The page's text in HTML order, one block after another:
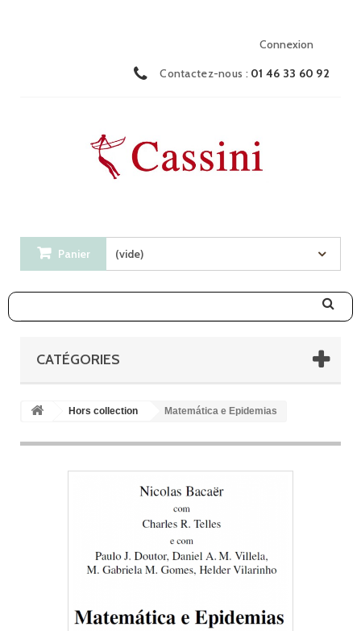
Connexion
Contactez-nous : 01 46 33 60 92
Panier (vide)
CATÉGORIES
Hors collection Matemática e Epidemias